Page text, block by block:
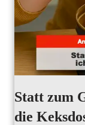
Statt zum
die